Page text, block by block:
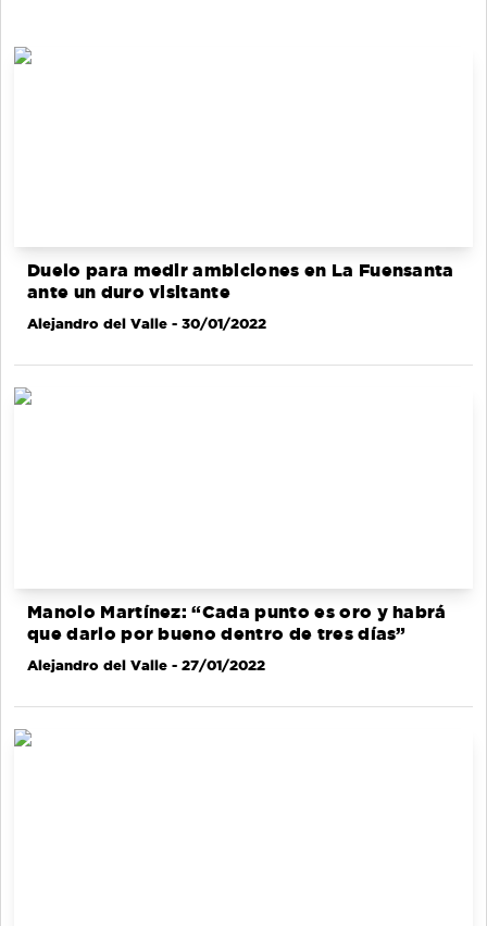
Duelo para medir ambiciones en La Fuensanta
ante un duro visitante
Alejandro del Valle - 30/01/2022
Manolo Martínez: “Cada punto es oro y habrá
que darlo por bueno dentro de tres días”
Alejandro del Valle - 27/01/2022